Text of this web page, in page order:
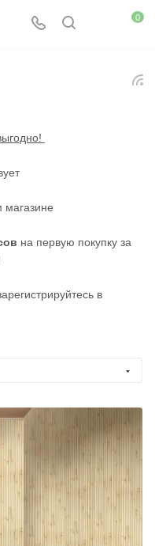
0
магазине
на первую покупку за
в